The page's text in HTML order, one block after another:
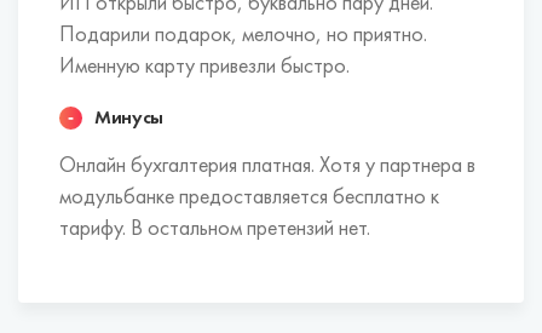
ИП открыли быстро, буквально пару дней.
Подарили подарок, мелочно, но приятно.
Именную карту привезли быстро.
Минусы
Онлайн бухгалтерия платная. Хотя у партнера в
модульбанке предоставляется бесплатно к
тарифу. В остальном претензий нет.